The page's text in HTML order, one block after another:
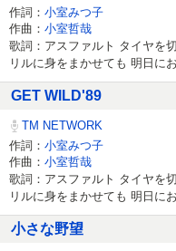
作詞： 小室みつ子
作曲： 小室哲哉
歌詞：アスファルト タイヤを
リルに身をまかせても 明日に
GET WILD'89
TM NETWORK
作詞： 小室みつ子
作曲： 小室哲哉
歌詞：アスファルト タイヤを
リルに身をまかせても 明日に
小さな野望